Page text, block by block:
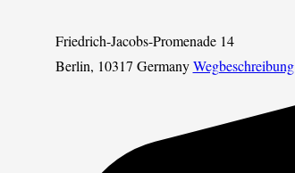
Friedrich-Jacobs-Promenade 14
Berlin, 10317 Germany Wegbeschreibung